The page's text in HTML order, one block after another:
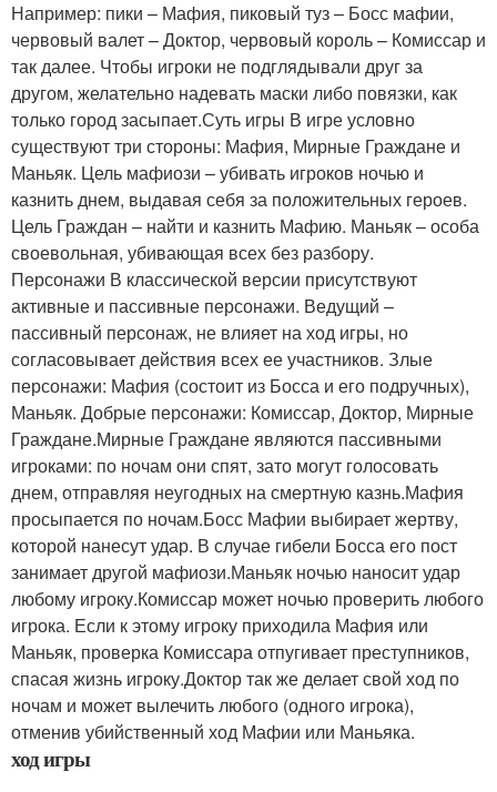
Например: пики – Мафия, пиковый туз – Босс мафии,
червовый валет – Доктор, червовый король – Комиссар и
так далее. Чтобы игроки не подглядывали друг за
другом, желательно надевать маски либо повязки, как
только город засыпает.Суть игры В игре условно
существуют три стороны: Мафия, Мирные Граждане и
Маньяк. Цель мафиози – убивать игроков ночью и
казнить днем, выдавая себя за положительных героев.
Цель Граждан – найти и казнить Мафию. Маньяк – особа
своевольная, убивающая всех без разбору.
Персонажи В классической версии присутствуют
активные и пассивные персонажи. Ведущий –
пассивный персонаж, не влияет на ход игры, но
согласовывает действия всех ее участников. Злые
персонажи: Мафия (состоит из Босса и его подручных),
Маньяк. Добрые персонажи: Комиссар, Доктор, Мирные
Граждане.Мирные Граждане являются пассивными
игроками: по ночам они спят, зато могут голосовать
днем, отправляя неугодных на смертную казнь.Мафия
просыпается по ночам.Босс Мафии выбирает жертву,
которой нанесут удар. В случае гибели Босса его пост
занимает другой мафиози.Маньяк ночью наносит удар
любому игроку.Комиссар может ночью проверить любого
игрока. Если к этому игроку приходила Мафия или
Маньяк, проверка Комиссара отпугивает преступников,
спасая жизнь игроку.Доктор так же делает свой ход по
ночам и может вылечить любого (одного игрока),
отменив убийственный ход Мафии или Маньяка.
ход игры